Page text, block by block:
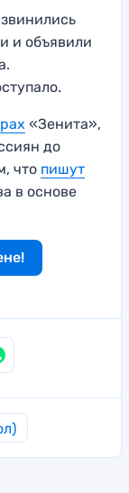
и объявили
«Зенита»,
до
что пишут
в основе